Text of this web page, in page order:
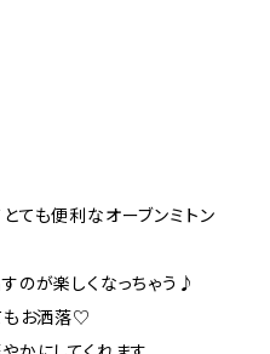
ても便利なオーブンミトン
のが楽しくなっちゃう♪
もお洒落♡